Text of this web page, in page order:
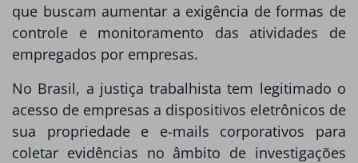
que buscam aumentar a exigência de formas de
controle e monitoramento das atividades de
empregados por empresas.
No Brasil, a justiça trabalhista tem legitimado o
acesso de empresas a dispositivos eletrônicos de
sua propriedade e e-mails corporativos para
coletar evidências no âmbito de investigações